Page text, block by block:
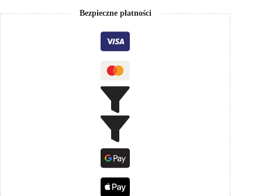
Bezpieczne płatności